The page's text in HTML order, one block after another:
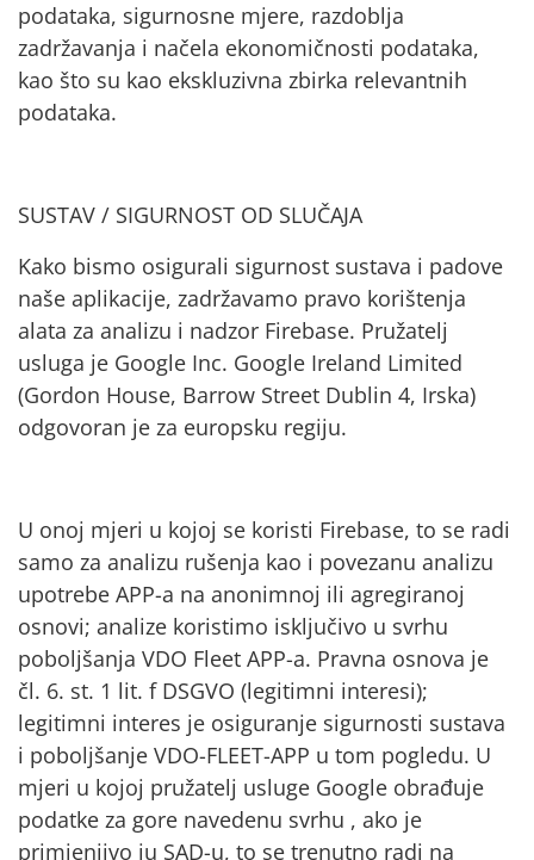
podataka, sigurnosne mjere, razdoblja
zadržavanja i načela ekonomičnosti podataka,
kao što su kao ekskluzivna zbirka relevantnih
podataka.
SUSTAV / SIGURNOST OD SLUČAJA
Kako bismo osigurali sigurnost sustava i padove
naše aplikacije, zadržavamo pravo korištenja
alata za analizu i nadzor Firebase. Pružatelj
usluga je Google Inc. Google Ireland Limited
(Gordon House, Barrow Street Dublin 4, Irska)
odgovoran je za europsku regiju.
U onoj mjeri u kojoj se koristi Firebase, to se radi
samo za analizu rušenja kao i povezanu analizu
upotrebe APP-a na anonimnoj ili agregiranoj
osnovi; analize koristimo isključivo u svrhu
poboljšanja VDO Fleet APP-a. Pravna osnova je
čl. 6. st. 1 lit. f DSGVO (legitimni interesi);
legitimni interes je osiguranje sigurnosti sustava
i poboljšanje VDO-FLEET-APP u tom pogledu. U
mjeri u kojoj pružatelj usluge Google obrađuje
podatke za gore navedenu svrhu , ako je
primjenjivo iu SAD-u, to se trenutno radi na